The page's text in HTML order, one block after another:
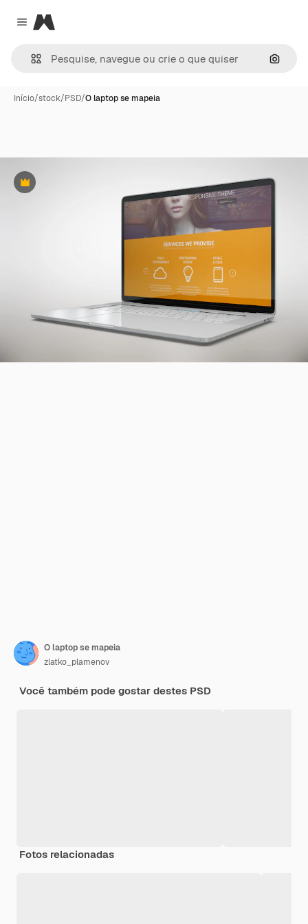
Close menu
Magnific
Início/stock/PSD/O laptop se mapeia
Premium
O laptop se mapeia
zlatko_plamenov
Você também pode gostar destes PSD
Fotos relacionadas